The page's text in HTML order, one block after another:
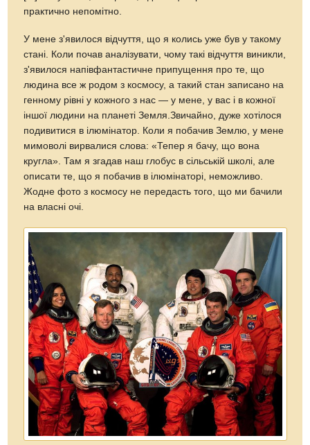
практично непомітно.
У мене з'явилося відчуття, що я колись уже був у такому
стані. Коли почав аналізувати, чому такі відчуття виникли,
з'явилося напівфантастичне припущення про те, що
людина все ж родом з космосу, а такий стан записано на
генному рівні у кожного з нас — у мене, у вас і в кожної
іншої людини на планеті Земля.Звичайно, дуже хотілося
подивитися в ілюмінатор. Коли я побачив Землю, у мене
мимоволі вирвалися слова: «Тепер я бачу, що вона
кругла». Там я згадав наш глобус в сільській школі, але
описати те, що я побачив в ілюмінаторі, неможливо.
Жодне фото з космосу не передасть того, що ми бачили
на власні очі.